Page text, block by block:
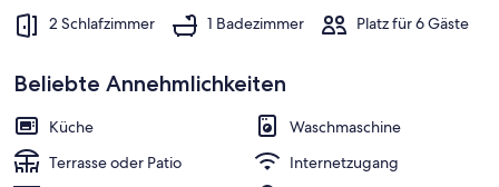
2 Schlafzimmer 1 Badezimmer Platz für 6 Gäste
Beliebte Annehmlichkeiten
Küche
Waschmaschine
Terrasse oder Patio
Internetzugang